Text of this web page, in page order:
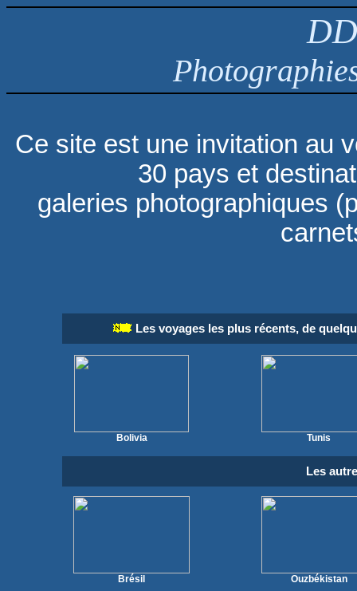
Ce site est une invitation au
30 pays et
galeries photographiques
Les voyages les plus récents, de
Bolivia Tunis
Les
Brésil Ouzbékistan